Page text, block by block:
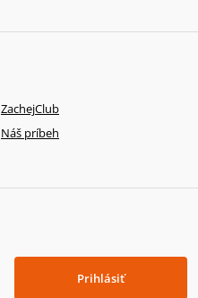
ZachejClub
Náš príbeh
Prihlásiť